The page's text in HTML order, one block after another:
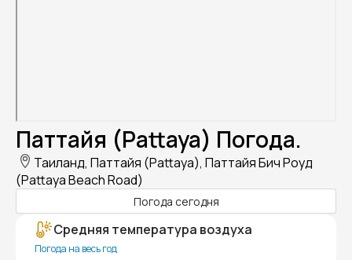
Паттайя (Pattaya) Погода.
Таиланд, Паттайя (Pattaya), Паттайя Бич Роуд
(Pattaya Beach Road)
Погода сегодня
Средняя температура воздуха
Погода на весь год